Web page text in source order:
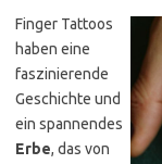
Finger Tattoos
haben eine
faszinierende
Geschichte und
ein spannendes
Erbe, das von